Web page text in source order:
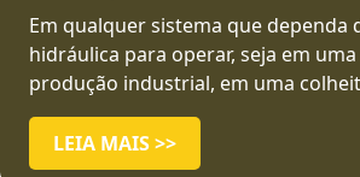
Em qualquer sistema que dependa
hidráulica para operar, seja em
produção industrial, em uma
LEIA MAIS >>